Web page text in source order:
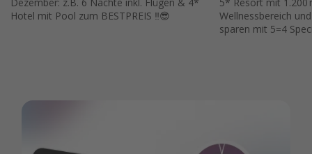
Hotel mit Pool zum BESTPREIS ‼️😎
Wellnessbereich
sparen mit 5=4